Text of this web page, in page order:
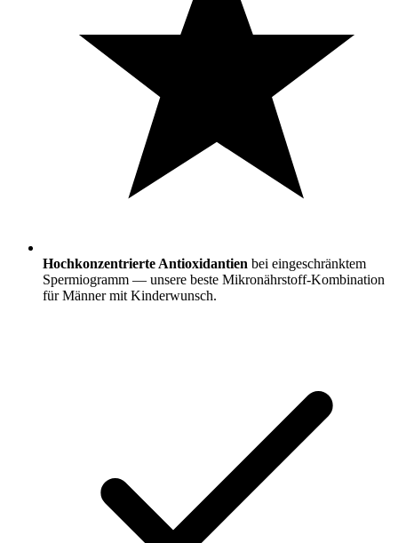
Hochkonzentrierte Antioxidantien bei eingeschränktem
Spermiogramm — unsere beste Mikronährstoff-Kombination
für Männer mit Kinderwunsch.